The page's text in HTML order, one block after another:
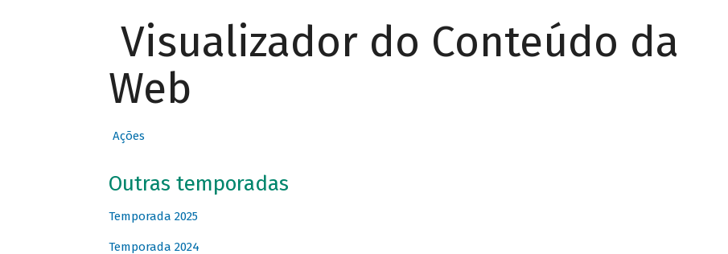
Visualizador do Conteúdo da
Web
Ações
Outras temporadas
Temporada 2025
Temporada 2024